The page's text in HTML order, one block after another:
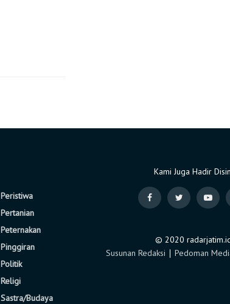
Peristiwa
Pertanian
Peternakan
Pinggiran
Politik
Religi
Sastra/Budaya
Kami Juga Hadir
© 2020
Susunan Redaksi ∣ Pedoman